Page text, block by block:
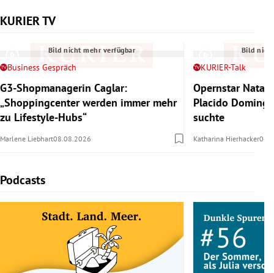
KURIER TV
Slide 1 von 6
Bild nicht mehr verfügbar
Business Gespräch
G3-Shopmanagerin Caglar:
„Shoppingcenter werden immer mehr
zu Lifestyle-Hubs“
Marlene Liebhart08.08.2026
Bild
KURIER-Talk
Opernstar
Placido
suchte
Katharina Hierhacker
Podcasts
Slide 1 von 5